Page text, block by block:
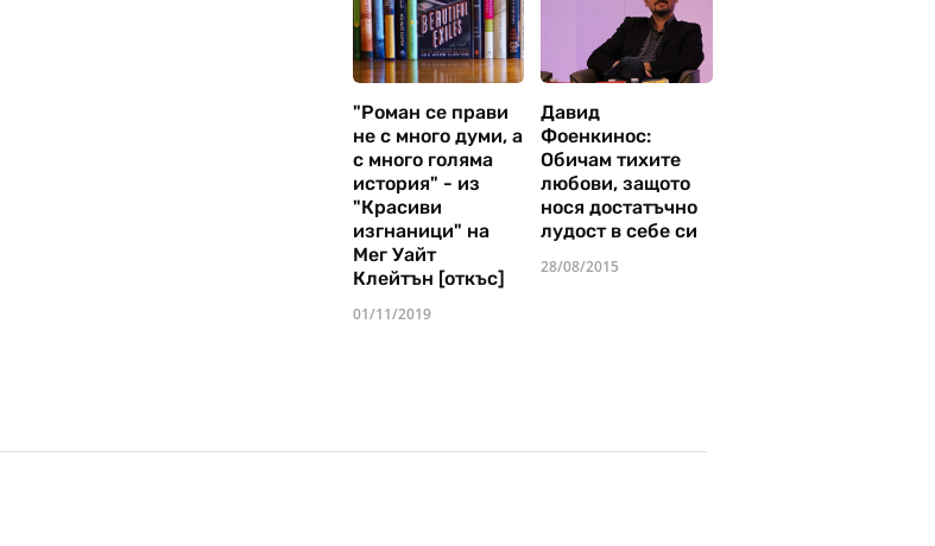
"Роман се прави
не с много думи, а
с много голяма
история" - из
"Красиви
изгнаници" на
Мег Уайт
Клейтън [откъс]
01/11/2019
Давид
Фоенкинос:
Обичам тихите
любови, защото
нося достатъчно
лудост в себе си
28/08/2015